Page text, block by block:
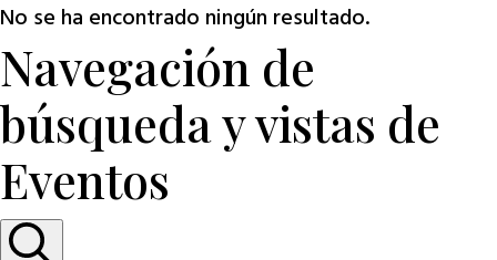
No se ha encontrado ningún resultado.
Navegación de
búsqueda y vistas de
Eventos